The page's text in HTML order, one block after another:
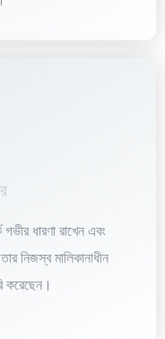
ধারণা রাখেন এবং
নিজস্ব মালিকানাধীন
করেছেন।